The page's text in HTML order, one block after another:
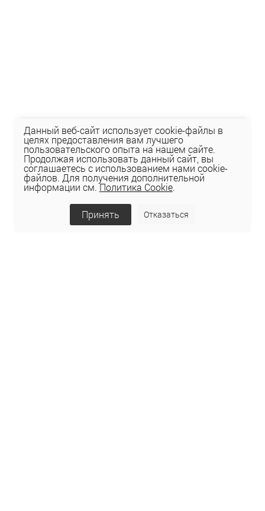
Данный веб-сайт использует cookie-файлы в
целях предоставления вам лучшего
пользовательского опыта на нашем сайте.
Продолжая использовать данный сайт, вы
соглашаетесь с использованием нами cookie-
файлов. Для получения дополнительной
информации см.Политика Cookie.
Принять Отказаться